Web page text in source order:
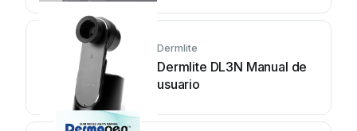
Dermlite
Dermlite DL3N Manual de
usuario